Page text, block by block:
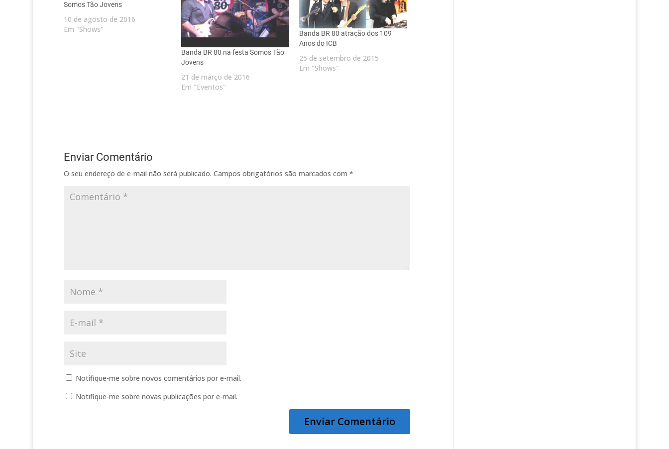
Somos Tão Jovens
10 de agosto de 2016
Em "Shows"
Banda BR 80 na festa Somos Tão
Jovens
21 de março de 2016
Em "Eventos"
Banda BR 80 atração dos 109
Anos do ICB
25 de setembro de 2015
Em "Shows"
Enviar Comentário
O seu endereço de e-mail não será publicado. Campos obrigatórios são marcados com *
Notifique-me sobre novos comentários por e-mail.
Notifique-me sobre novas publicações por e-mail.